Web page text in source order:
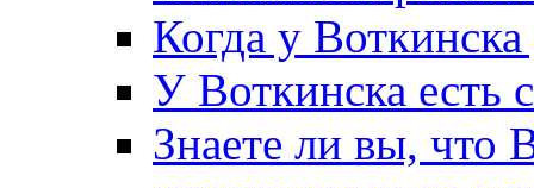
Когда у
У Воткинска есть
Знаете ли вы, что